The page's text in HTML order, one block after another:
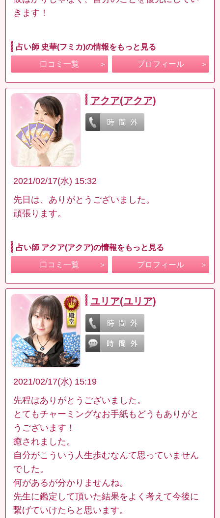
きます！
占い師 史華(フミカ)の情報をもっと見る
口コミ一覧 プロフィール
アクア(アクア)
2021/02/17(水) 15:32
先日は、ありがとうございました。
頑張ります。
占い師 アクア(アクア)の情報をもっと見る
口コミ一覧 プロフィール
ユリア(ユリア)
2021/02/17(水) 15:19
先程はありがとうございました。
とてもチャーミングなお手紙もどうもありがと
うございます！
癒されました。
自分がこういう人生歩むなんて思っていません
でした。
何があるが分かりませんね。
先生に鑑定して頂いた結果をよく考えて今後に
繋げていけたらと思います。